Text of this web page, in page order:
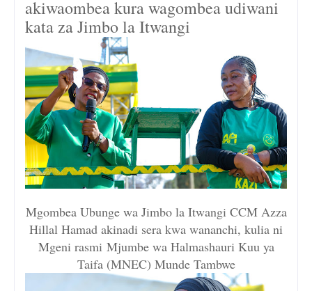
akiwaombea kura wagombea udiwani
kata za Jimbo la Itwangi
Mgombea Ubunge wa Jimbo la Itwangi CCM Azza
Hillal Hamad akinadi sera kwa wananchi, kulia ni
Mgeni rasmi Mjumbe wa Halmashauri Kuu ya
Taifa (MNEC) Munde Tambwe